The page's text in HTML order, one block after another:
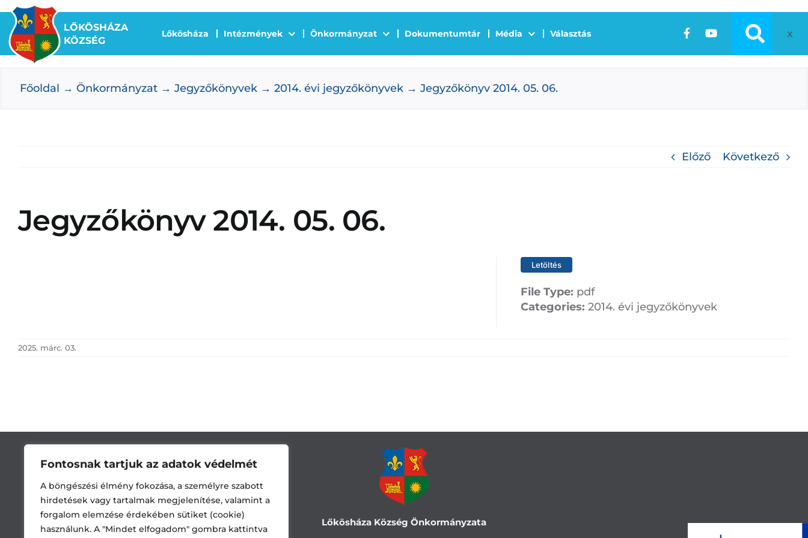
Fontosnak tartjuk az adatok védelmét
A böngészési élmény fokozása, a személyre szabott
hirdetések vagy tartalmak megjelenítése, valamint a
forgalom elemzése érdekében sütiket (cookie)
használunk. A "Mindet elfogadom" gombra kattintva
Kihagyás
LŐKÖSHÁZA
KÖZSÉG
Lőkösháza Intézmények Önkormányzat Dokumentumtár Média Választás x
Főoldal Önkormányzat Jegyzőkönyvek 2014. évi jegyzőkönyvek Jegyzőkönyv 2014. 05. 06.
Előző Következő
Jegyzőkönyv 2014. 05. 06.
Letöltés
File Type: pdf
Categories: 2014. évi jegyzőkönyvek
2025. márc. 03.
Lőkösháza Község Önkormányzata